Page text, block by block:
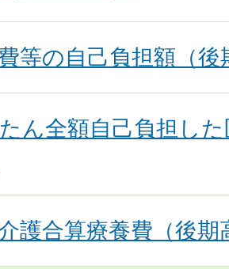
等の自己負担額（後
ん全額自己負担し
護合算療養費（後期